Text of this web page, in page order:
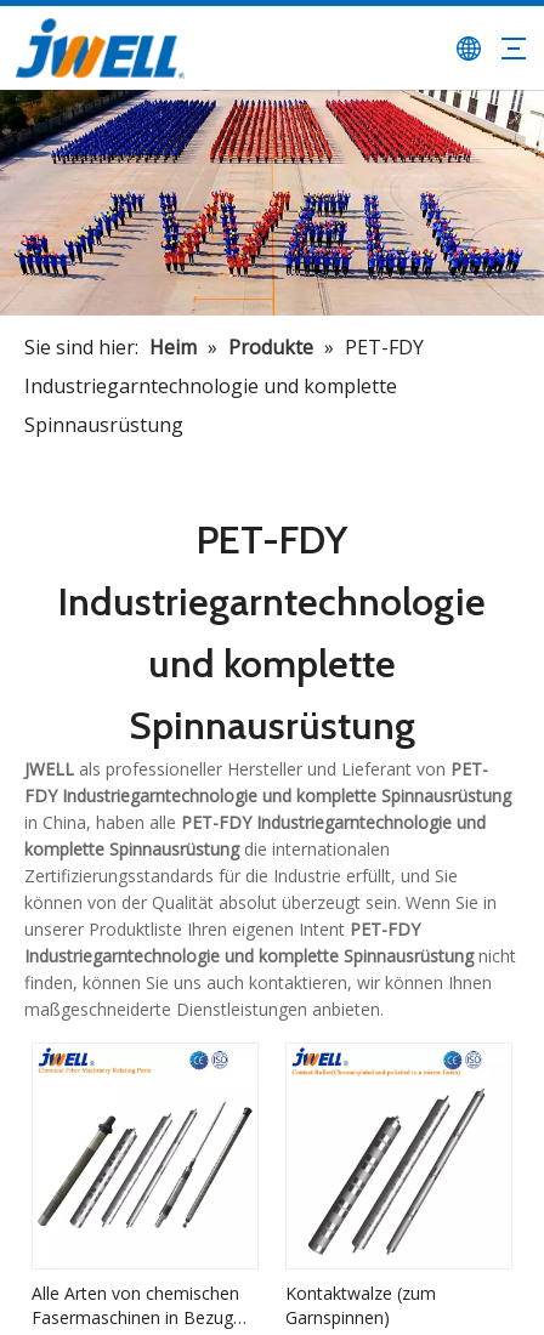
Sie sind hier: Heim » Produkte » PET-FDY
Industriegarntechnologie und komplette
Spinnausrüstung
PET-FDY
Industriegarntechnologie
und komplette
Spinnausrüstung
JWELL als professioneller Hersteller und Lieferant von PET-
FDY Industriegarntechnologie und komplette Spinnausrüstung
in China, haben alle PET-FDY Industriegarntechnologie und
komplette Spinnausrüstungdie internationalen
Zertifizierungsstandards für die Industrie erfüllt, und Sie
können von der Qualität absolut überzeugt sein. Wenn Sie in
unserer Produktliste Ihren eigenen Intent PET-FDY
Industriegarntechnologie und komplette Spinnausrüstungnicht
finden, können Sie uns auch kontaktieren, wir können Ihnen
maßgeschneiderte Dienstleistungen anbieten.
Alle Arten von chemischen
Fasermaschinen in Bezug
Kontaktwalze (zum
Garnspinnen)